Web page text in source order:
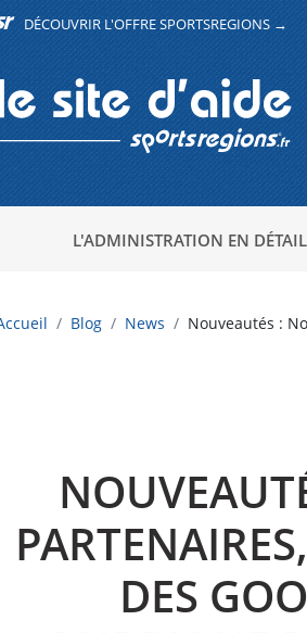
DÉCOUVRIR L'OFFRE SPORTSREGIONS →
L'ADMINISTRATION EN
Blog News Nouveautés :
DES